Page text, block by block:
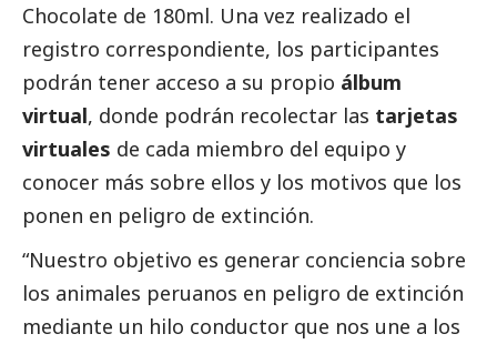
Chocolate de 180ml. Una vez realizado el
registro correspondiente, los participantes
podrán tener acceso a su propio álbum
virtual, donde podrán recolectar las tarjetas
virtuales de cada miembro del equipo y
conocer más sobre ellos y los motivos que los
ponen en peligro de extinción.
“Nuestro objetivo es generar conciencia sobre
los animales peruanos en peligro de extinción
mediante un hilo conductor que nos une a los